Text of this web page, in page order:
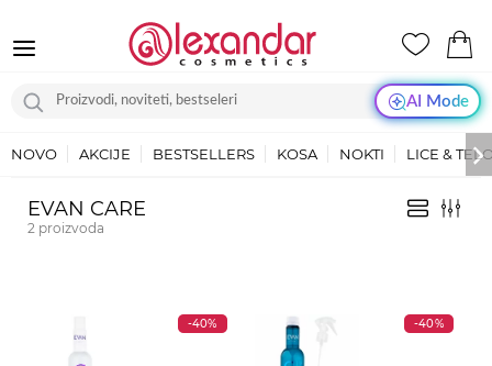
AI Mode
NOVO AKCIJE BESTSELLERS KOSA NOKTI LICE &
EVAN CARE
2 proizvoda
-40% -40%